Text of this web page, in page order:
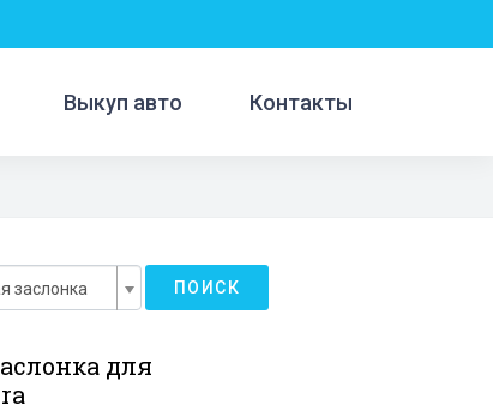
Выкуп авто Контакты
заслонка ПОИСК
для